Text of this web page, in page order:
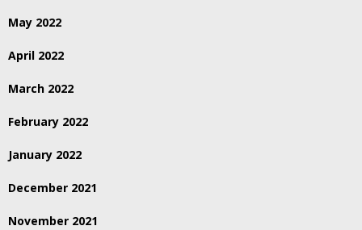
May 2022
April 2022
March 2022
February 2022
January 2022
December 2021
November 2021